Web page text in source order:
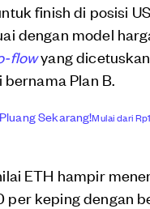
finish di posisi
dengan model
flowyang
Plan B.
Sekarang!Mulai dari
ETH hampir
per keping dengan